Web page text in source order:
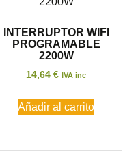
INTERRUPTOR WIFI
PROGRAMABLE
2200W
14,64 € IVA inc
Añadir al carrito